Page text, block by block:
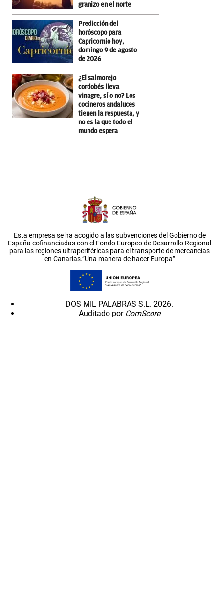
granizo en el norte
Predicción del
horóscopo para
Capricornio hoy,
domingo 9 de agosto
de 2026
¿El salmorejo
cordobés lleva
vinagre, sí o no? Los
cocineros andaluces
tienen la respuesta, y
no es la que todo el
mundo espera
Esta empresa se ha acogido a las subvenciones del Gobierno de
España cofinanciadas con el Fondo Europeo de Desarrollo Regional
para las regiones ultraperiféricas para el transporte de mercancías
en Canarias.”Una manera de hacer Europa”
DOS MIL PALABRAS S.L. 2026.
Auditado por ComScore